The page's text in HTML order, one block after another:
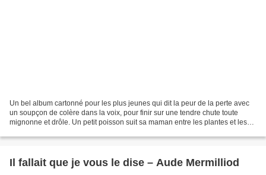
Un bel album cartonné pour les plus jeunes qui dit la peur de la perte avec
un soupçon de colère dans la voix, pour finir sur une tendre chute toute
mignonne et drôle. Un petit poisson suit sa maman entre les plantes et les
Il fallait que je vous le dise – Aude Mermilliod